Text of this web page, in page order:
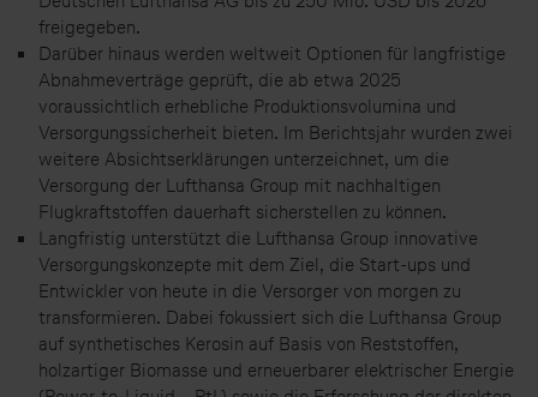
freigegeben.
Darüber hinaus werden weltweit Optionen für langfristige
Abnahmeverträge geprüft, die ab etwa 2025
voraussichtlich erhebliche Produktionsvolumina und
Versorgungssicherheit bieten. Im Berichtsjahr wurden zwei
weitere Absichtserklärungen unterzeichnet, um die
Versorgung der Lufthansa Group mit nachhaltigen
Flugkraftstoffen dauerhaft sicherstellen zu können.
Langfristig unterstützt die Lufthansa Group innovative
Versorgungskonzepte mit dem Ziel, die Start-ups und
Entwickler von heute in die Versorger von morgen zu
transformieren. Dabei fokussiert sich die Lufthansa Group
auf synthetisches Kerosin auf Basis von Reststoffen,
holzartiger Biomasse und erneuerbarer elektrischer Energie